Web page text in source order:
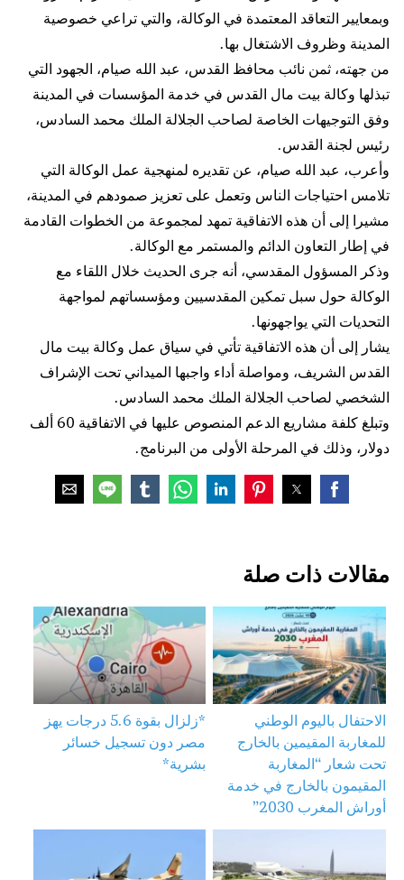
وبمعايير التعاقد المعتمدة في الوكالة، والتي تراعي خصوصية
المدينة وظروف الاشتغال بها.
من جهته، ثمن نائب محافظ القدس، عبد الله صيام، الجهود التي
تبذلها وكالة بيت مال القدس في خدمة المؤسسات في المدينة
وفق التوجيهات الخاصة لصاحب الجلالة الملك محمد السادس،
رئيس لجنة القدس.
وأعرب، عبد الله صيام، عن تقديره لمنهجية عمل الوكالة التي
تلامس احتياجات الناس وتعمل على تعزيز صمودهم في المدينة،
مشيرا إلى أن هذه الاتفاقية تمهد لمجموعة من الخطوات القادمة
في إطار التعاون الدائم والمستمر مع الوكالة.
وذكر المسؤول المقدسي، أنه جرى الحديث خلال اللقاء مع
الوكالة حول سبل تمكين المقدسيين ومؤسساتهم لمواجهة
التحديات التي يواجهونها.
يشار إلى أن هذه الاتفاقية تأتي في سياق عمل وكالة بيت مال
القدس الشريف، ومواصلة أداء واجبها الميداني تحت الإشراف
الشخصي لصاحب الجلالة الملك محمد السادس.
وتبلغ كلفة مشاريع الدعم المنصوص عليها في الاتفاقية 60 ألف
دولار، وذلك في المرحلة الأولى من البرنامج.
مقالات ذات صلة
الاحتفال باليوم الوطني
للمغاربة المقيمين بالخارج
تحت شعار “المغاربة
المقيمون بالخارج في خدمة
أوراش المغرب 2030”
*زلزال بقوة 5.6 درجات يهز
مصر دون تسجيل خسائر
بشرية*